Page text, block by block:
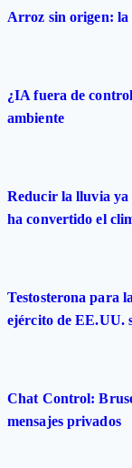
Arroz sin origen: la
¿IA fuera de
ambiente
Reducir la lluvia ya
ha convertido el
Testosterona para
ejército de EE.UU.
Chat Control:
mensajes privados